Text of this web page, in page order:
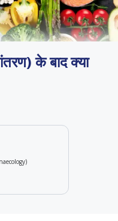
के बाद क्या